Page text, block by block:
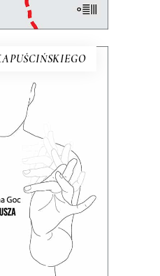
KOSZYKA
wypowiadali się
Teraz głusi
o sobie sami.
24.50